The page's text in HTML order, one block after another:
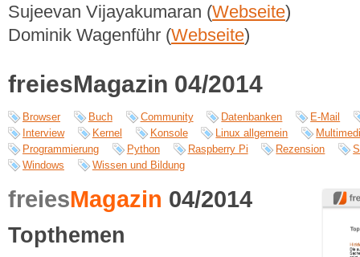
Sujeevan Vijayakumaran (Webseite)
Dominik Wagenführ (Webseite)
freiesMagazin 04/2014
Browser Buch Community Datenbanken
E-Mail
Interview
Kernel Konsole Linux allgemein
Programmierung
Python Raspberry Pi Rezension
Windows
Wissen und Bildung
freiesMagazin 04/2014
Topthemen